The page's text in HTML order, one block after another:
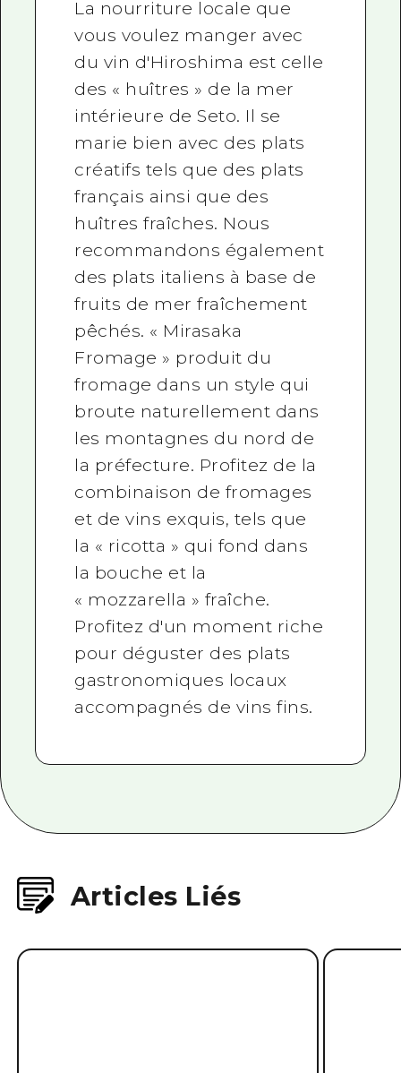
La nourriture locale que
vous voulez manger avec
du vin d'Hiroshima est celle
des « huîtres » de la mer
intérieure de Seto. Il se
marie bien avec des plats
créatifs tels que des plats
français ainsi que des
huîtres fraîches. Nous
recommandons également
des plats italiens à base de
fruits de mer fraîchement
pêchés. « Mirasaka
Fromage » produit du
fromage dans un style qui
broute naturellement dans
les montagnes du nord de
la préfecture. Profitez de la
combinaison de fromages
et de vins exquis, tels que
la « ricotta » qui fond dans
la bouche et la
« mozzarella » fraîche.
Profitez d'un moment riche
pour déguster des plats
gastronomiques locaux
accompagnés de vins fins.
Articles Liés